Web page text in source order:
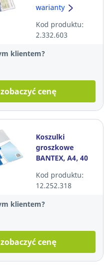
wpinany, twardy
warianty
Kod produktu:
2.332.603
klientem?
cenę
Koszulki
groszkowe
BANTEX, A4, 40
sztuk
Kod produktu:
12.252.318
klientem?
cenę